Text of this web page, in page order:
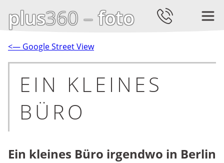
plus360 –foto
<— Google Street View
EIN KLEINES
BÜRO
Ein kleines Büro irgendwo in Berlin